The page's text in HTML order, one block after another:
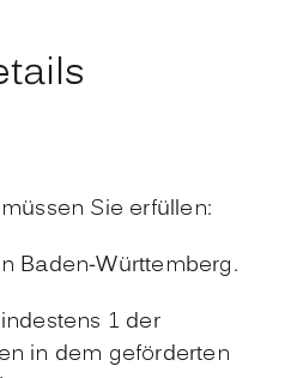
Sie erfüllen:
Baden-Württemberg.
1 der
in dem geförderten